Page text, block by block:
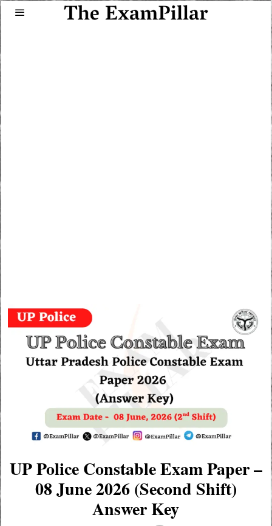
UP Police Constable Exam Paper –
08 June 2026 (Second Shift)
Answer Key